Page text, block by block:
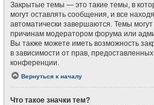
Закрытые темы — это такие темы, в
могут оставлять сообщения, и все
автоматически завершаются. Темы
причинам модератором форума или
Вы также можете иметь возможность
в зависимости от прав,
конференции.
Вернуться к началу
Что такое значки тем?